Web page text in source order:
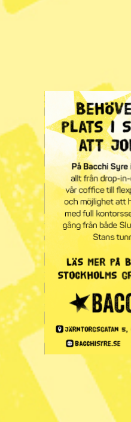
domstol.
Radar · Utrikes
Glädje
Ungern:
återställt”
Publicerad 2026-04-13